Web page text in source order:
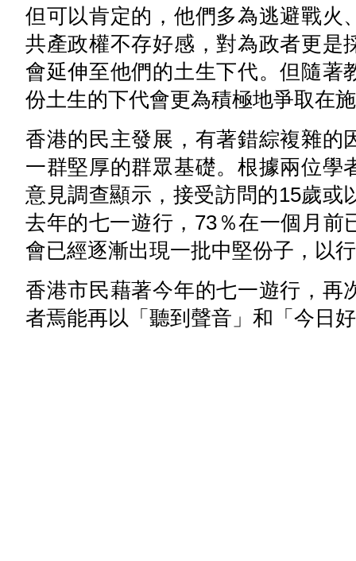
但可以肯定的，他們多為逃避戰火
共產政權不存好感，對為政者更是
會延伸至他們的土生下代。但隨著
份土生的下代會更為積極地爭取在
香港的民主發展，有著錯綜複雜的
一群堅厚的群眾基礎。根據兩位學
意見調查顯示，接受訪問的15歲或
去年的七一遊行，73％在一個月
會已經逐漸出現一批中堅份子，以
香港市民藉著今年的七一遊行，再
者焉能再以「聽到聲音」和「今日